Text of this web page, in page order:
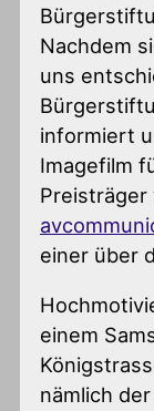
Nachdem
uns
informiert
Imagefilm
Preisträger
einer über
einem
nämlich